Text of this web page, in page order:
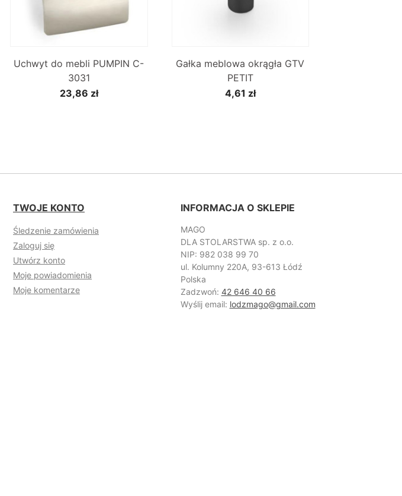
Uchwyt do mebli PUMPIN C-
3031
23,86 zł
Gałka meblowa okrągła GTV
PETIT
4,61 zł
TWOJE KONTO
Śledzenie zamówienia
Zaloguj się
Utwórz konto
Moje powiadomienia
Moje komentarze
INFORMACJA O SKLEPIE
MAGO
DLA STOLARSTWA sp. z o.o.
NIP: 982 038 99 70
ul. Kolumny 220A, 93-613 Łódź
Polska
Zadzwoń: 42 646 40 66
Wyślij email: lodzmago@gmail.com